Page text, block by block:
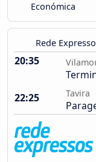
Económica
Rede
20:35
22:25
Tavira